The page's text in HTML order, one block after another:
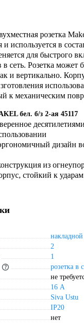
розетка
и используется в
для быстрого
сеть. Розетка может
и вертикально.
к механическим
бел. б/з 2-ая 45117
десятилетиями
дизайн
из
стойкий к ударам
2
1
розетка в
не
16 А
Siva Ustu
IP20
нет